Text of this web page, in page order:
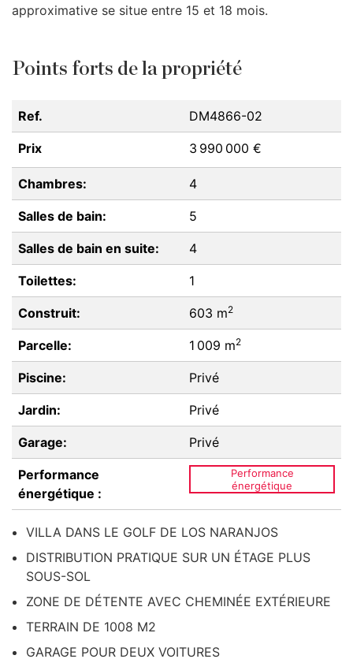
approximative se situe entre 15 et 18 mois.
Points forts de la propriété
Ref. DM4866-02
Prix 3 990 000 €
Chambres: 4
Salles de bain: 5
Salles de bain en suite: 4
Toilettes: 1
Construit: 603 m2
Parcelle: 1 009 m2
Piscine: Privé
Jardin: Privé
Garage: Privé
Performance
énergétique :
Performance
énergétique
VILLA DANS LE GOLF DE LOS NARANJOS
DISTRIBUTION PRATIQUE SUR UN ÉTAGE PLUS
SOUS-SOL
ZONE DE DÉTENTE AVEC CHEMINÉE EXTÉRIEURE
TERRAIN DE 1008 M2
GARAGE POUR DEUX VOITURES